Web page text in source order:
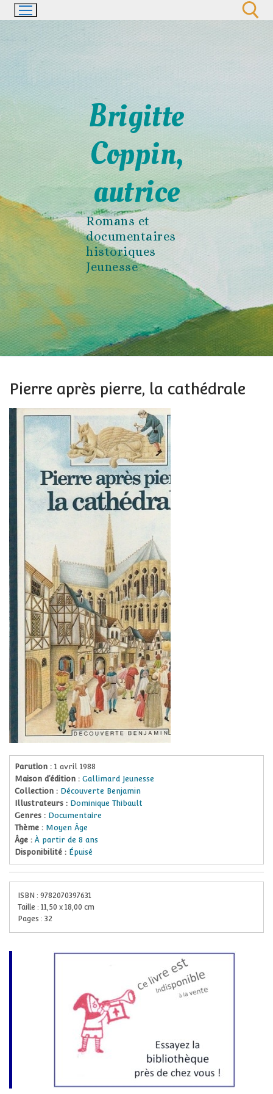
Aller
au
Brigitte
Coppin,
autrice
Romans et
documentaires
historiques
Jeunesse
Pierre après pierre, la cathédrale
Parution : 1 avril 1988
Maison d’édition : Gallimard Jeunesse
Collection : Découverte Benjamin
Illustrateurs : Dominique Thibault
Genres : Documentaire
Thème : Moyen Âge
Âge :À partir de 8 ans
Disponibilité : Épuisé
ISBN : 9782070397631
Taille : 11,50 x 18,00 cm
Pages : 32